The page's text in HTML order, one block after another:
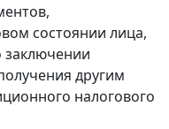
состоянии лица,
заключении
другим
налогового